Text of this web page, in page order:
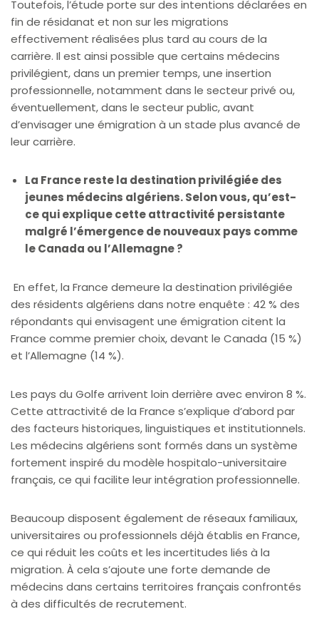
Toutefois, l’étude porte sur des intentions déclarées en
fin de résidanat et non sur les migrations
effectivement réalisées plus tard au cours de la
carrière. Il est ainsi possible que certains médecins
privilégient, dans un premier temps, une insertion
professionnelle, notamment dans le secteur privé ou,
éventuellement, dans le secteur public, avant
d’envisager une émigration à un stade plus avancé de
leur carrière.
La France reste la destination privilégiée des
jeunes médecins algériens. Selon vous, qu’est-
ce qui explique cette attractivité persistante
malgré l’émergence de nouveaux pays comme
le Canada ou l’Allemagne ?
En effet, la France demeure la destination privilégiée
des résidents algériens dans notre enquête : 42 % des
répondants qui envisagent une émigration citent la
France comme premier choix, devant le Canada (15 %)
et l’Allemagne (14 %).
Les pays du Golfe arrivent loin derrière avec environ 8 %.
Cette attractivité de la France s’explique d’abord par
des facteurs historiques, linguistiques et institutionnels.
Les médecins algériens sont formés dans un système
fortement inspiré du modèle hospitalo-universitaire
français, ce qui facilite leur intégration professionnelle.
Beaucoup disposent également de réseaux familiaux,
universitaires ou professionnels déjà établis en France,
ce qui réduit les coûts et les incertitudes liés à la
migration. À cela s’ajoute une forte demande de
médecins dans certains territoires français confrontés
à des difficultés de recrutement.